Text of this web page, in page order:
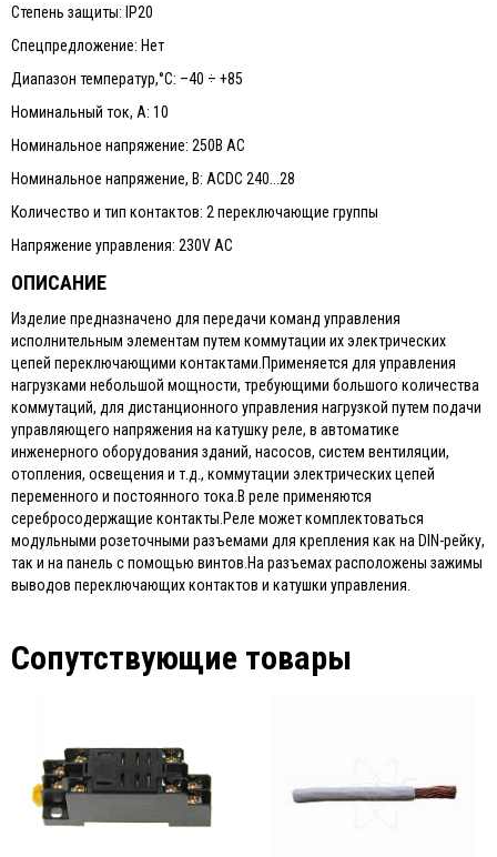
Степень защиты: IP20
Спецпредложение: Нет
Диапазон температур,°С: –40 ÷ +85
Номинальный ток, А: 10
Номинальное напряжение: 250В АС
Номинальное напряжение, В: ACDC 240...28
Количество и тип контактов: 2 переключающие группы
Напряжение управления: 230V AC
ОПИСАНИЕ
Изделие предназначено для передачи команд управления
исполнительным элементам путем коммутации их электрических
цепей переключающими контактами.Применяется для управления
нагрузками небольшой мощности, требующими большого количества
коммутаций, для дистанционного управления нагрузкой путем подачи
управляющего напряжения на катушку реле, в автоматике
инженерного оборудования зданий, насосов, систем вентиляции,
отопления, освещения и т.д., коммутации электрических цепей
переменного и постоянного тока.В реле применяются
серебросодержащие контакты.Реле может комплектоваться
модульными розеточными разъемами для крепления как на DIN-рейку,
так и на панель с помощью винтов.На разъемах расположены зажимы
выводов переключающих контактов и катушки управления.
Сопутствующие товары